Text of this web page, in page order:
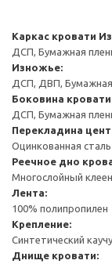
Каркас кровати
ДСП, Бумажная
Изножье:
ДСП, ДВП, Бумажная
Боковина
ДСП, Бумажная
Перекладина
Оцинкованная сталь
Реечное дно
Многослойный
Лента:
100% полипропилен
Крепление:
Синтетический
Днище кровати: